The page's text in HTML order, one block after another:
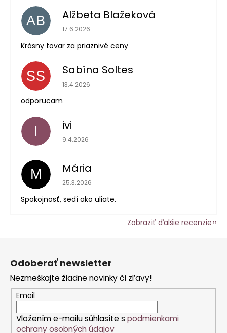
AB Alžbeta Blažeková
Hodnotenie obchodu je 5 z 5 hviezdičiek.
17.6.2026
Krásny tovar za priaznivé ceny
SS Sabína Soltes
Hodnotenie obchodu je 5 z 5 hviezdičiek.
13.4.2026
odporucam
I ivi
Hodnotenie obchodu je 5 z 5 hviezdičiek.
9.4.2026
M Mária
Hodnotenie obchodu je 5 z 5 hviezdičiek.
25.3.2026
Spokojnosť, sedí ako uliate.
Zobraziť ďalšie recenzie
Z
Odoberať newsletter
Nezmeškajte žiadne novinky či zľavy!
Email
Vložením e-mailu súhlasíte s podmienkami
ochrany osobných údajov